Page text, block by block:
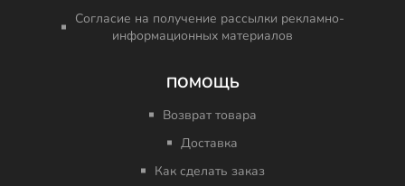
Согласие на получение рассылки рекламно-
информационных материалов
ПОМОЩЬ
Возврат товара
Доставка
Как сделать заказ